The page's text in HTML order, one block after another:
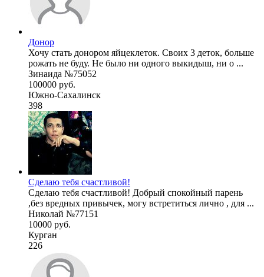
Донор
Хочу стать донором яйцеклеток. Своих 3 деток, больше
рожать не буду. Не было ни одного выкидыш, ни о ...
Зинаида №75052
100000 руб.
Южно-Сахалинск
398
Сделаю тебя счастливой!
Сделаю тебя счастливой! Добрый спокойный парень
,без вредных привычек, могу встретиться лично , для ...
Николай №77151
10000 руб.
Курган
226